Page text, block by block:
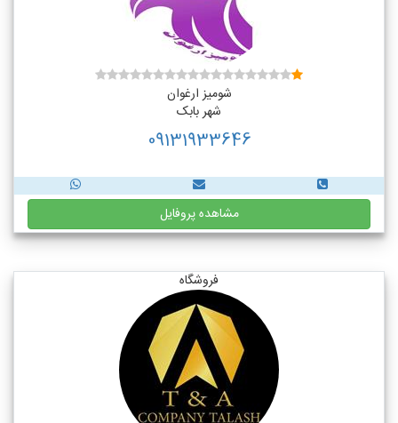
شومیز ارغوان
شهر بابک
09131933646
مشاهده پروفایل
فروشگاه